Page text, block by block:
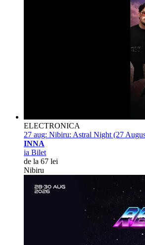
ELECTRONICA
27 aug: Nibiru: Astral Night (27
INNA
ia Bilet
de la 67 lei
Nibiru